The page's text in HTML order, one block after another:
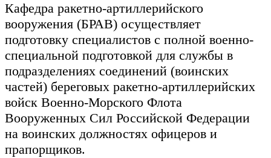
Кафедра ракетно-артиллерийского
вооружения (БРАВ) осуществляет
подготовку специалистов с полной военно-
специальной подготовкой для службы в
подразделениях соединений (воинских
частей) береговых ракетно-артиллерийских
войск Военно-Морского Флота
Вооруженных Сил Российской Федерации
на воинских должностях офицеров и
прапорщиков.